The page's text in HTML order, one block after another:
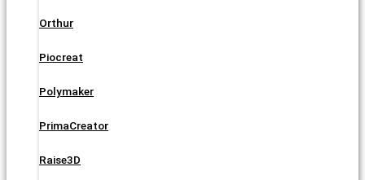
Orthur
Piocreat
Polymaker
PrimaCreator
Raise3D